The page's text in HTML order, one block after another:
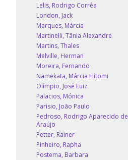
Lelis, Rodrigo Corrêa
London, Jack
Marques, Márcia
Martinelli, Tânia Alexandre
Martins, Thales
Melville, Herman
Moreira, Fernando
Namekata, Márcia Hitomi
Olímpio, José Luiz
Palacios, Mónica
Parisio, João Paulo
Pedroso, Rodrigo Aparecido de
Araújo
Petter, Rainer
Pinheiro, Rapha
Postema, Barbara